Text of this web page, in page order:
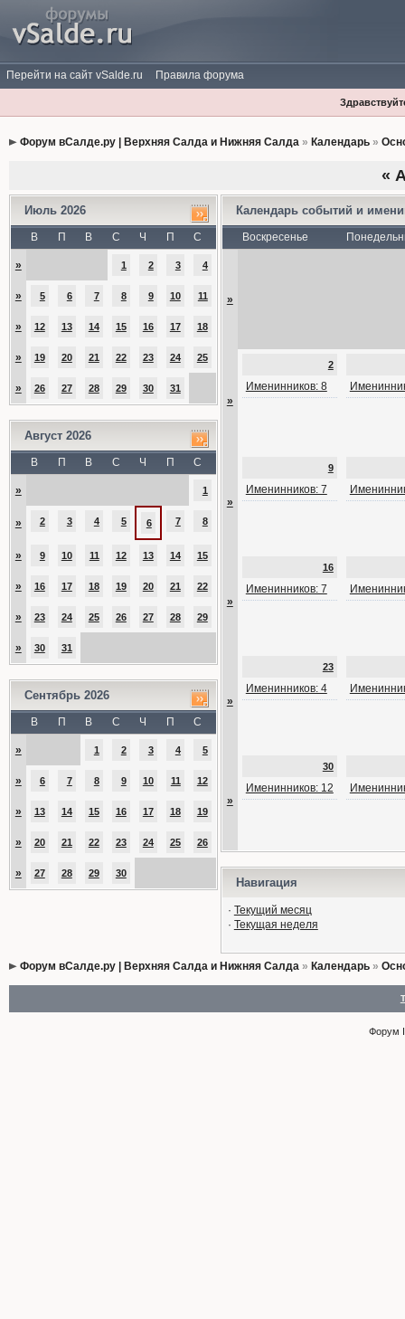
Перейти на сайт vSalde.ru Правила форума
Форум вСалде.ру | Верхняя Салда и Нижняя Салда» Календарь»
«
Июль 2026
В П В С Ч П С
» 1 2 3 4
» 5 6 7 8 9 10 11
» 12 13 14 15 16 17 18
» 19 20 21 22 23 24 25
» 26 27 28 29 30 31
Август 2026
В П В С Ч П С
» 1
» 2 3 4 5 6 7 8
» 9 10 11 12 13 14 15
» 16 17 18 19 20 21 22
» 23 24 25 26 27 28 29
» 30 31
Сентябрь 2026
В П В С Ч П С
» 1 2 3 4 5
» 6 7 8 9 10 11 12
» 13 14 15 16 17 18 19
» 20 21 22 23 24 25 26
» 27 28 29 30
Календарь событий и
Воскресенье
»
»
2
Именинников: 8
»
9
Именинников: 7
»
16
Именинников: 7
»
23
Именинников: 4
»
30
Именинников: 12
Навигация
· Текущий месяц
· Текущая неделя
Форум вСалде.ру | Верхняя Салда и Нижняя Салда» Календарь»
Форум